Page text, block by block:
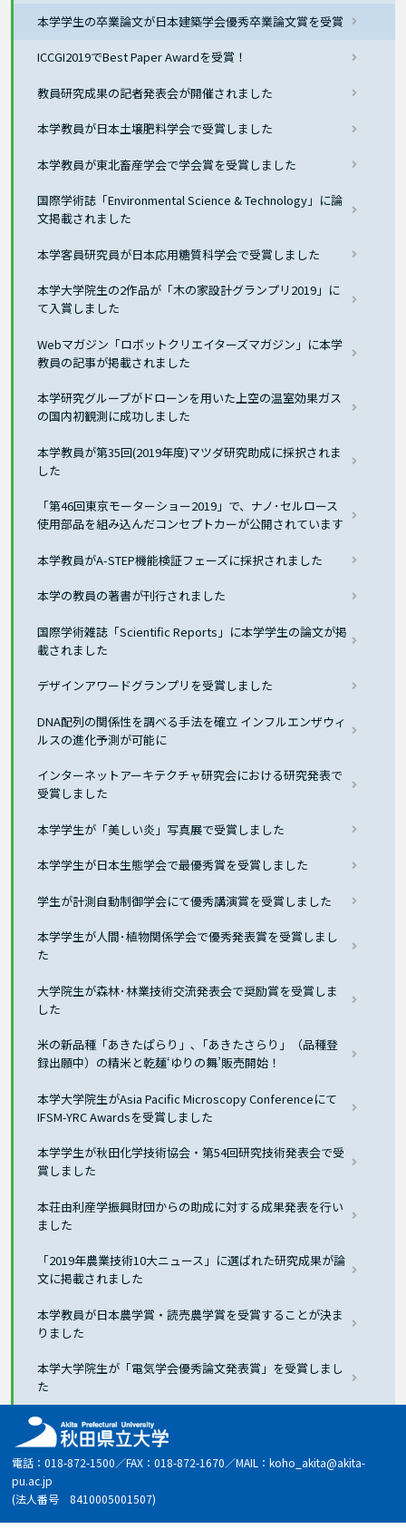
本学学生の卒業論文が日本建築学会優秀卒業論文賞を受賞
ICCGI2019でBest Paper Awardを受賞！
教員研究成果の記者発表会が開催されました
本学教員が日本土壌肥料学会で受賞しました
本学教員が東北畜産学会で学会賞を受賞しました
国際学術誌「Environmental Science & Technology」に論
文掲載されました
本学客員研究員が日本応用糖質科学会で受賞しました
本学大学院生の2作品が「木の家設計グランプリ2019」に
て入賞しました
Webマガジン「ロボットクリエイターズマガジン」に本学
教員の記事が掲載されました
本学研究グループがドローンを用いた上空の温室効果ガス
の国内初観測に成功しました
本学教員が第35回(2019年度)マツダ研究助成に採択されま
した
「第46回東京モーターショー2019」で、ナノ･セルロース
使用部品を組み込んだコンセプトカーが公開されています
本学教員がA-STEP機能検証フェーズに採択されました
本学の教員の著書が刊行されました
国際学術雑誌「Scientific Reports」に本学学生の論文が掲
載されました
デザインアワードグランプリを受賞しました
DNA配列の関係性を調べる手法を確立 インフルエンザウィ
ルスの進化予測が可能に
インターネットアーキテクチャ研究会における研究発表で
受賞しました
本学学生が「美しい炎」写真展で受賞しました
本学学生が日本生態学会で最優秀賞を受賞しました
学生が計測自動制御学会にて優秀講演賞を受賞しました
本学学生が人間･植物関係学会で優秀発表賞を受賞しまし
た
大学院生が森林･林業技術交流発表会で奨励賞を受賞しま
した
米の新品種「あきたぱらり」､「あきたさらり」（品種登
録出願中）の精米と乾麺‘ゆりの舞’販売開始！
本学大学院生がAsia Pacific Microscopy Conferenceにて
IFSM-YRC Awardsを受賞しました
本学学生が秋田化学技術協会・第54回研究技術発表会で受
賞しました
本荘由利産学振興財団からの助成に対する成果発表を行い
ました
「2019年農業技術10大ニュース」に選ばれた研究成果が論
文に掲載されました
本学教員が日本農学賞・読売農学賞を受賞することが決ま
りました
本学大学院生が「電気学会優秀論文発表賞」を受賞しまし
た
電話：018-872-1500／FAX：018-872-1670／MAIL：koho_akita@akita-
pu.ac.jp
(法人番号 8410005001507)